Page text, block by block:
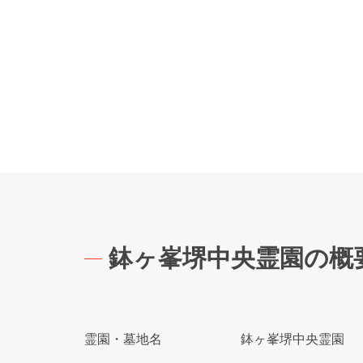
鉢ヶ峯堺中央霊園の概
霊園・墓地名 鉢ヶ峯堺中央霊園